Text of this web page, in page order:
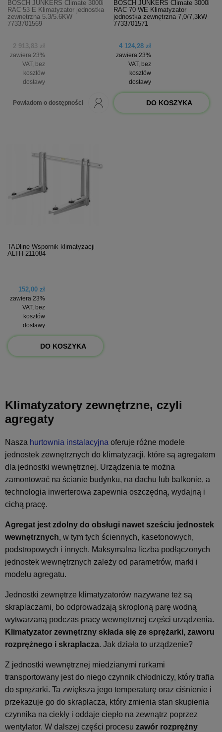
BOSCH JUNKERS Climate 3000i
RAC 53 E Klimatyzator jednostka
zewnętrzna 5.3/5.6KW
7733701569
2 913,83 zł
zawiera 23%
VAT, bez
kosztów
dostawy
Powiadom o dostępności
BOSCH JUNKERS Climate 3000i
RAC 70 WE Klimatyzator
jednostka zewnętrzna 7,0/7,3kW
7733701571
4 124,28 zł
zawiera 23%
VAT, bez
kosztów
dostawy
DO KOSZYKA
TADline Wspornik klimatyzacji
ALTH-211084
152,00 zł
zawiera 23%
VAT, bez
kosztów
dostawy
DO KOSZYKA
Klimatyzatory zewnętrzne, czyli
agregaty
Nasza hurtownia instalacyjna oferuje różne modele
jednostek zewnętrznych do klimatyzacji, które są agregatem
dla jednostki wewnętrznej. Urządzenia te można
zamontować na ścianie budynku, na dachu lub balkonie, a
technologia inwerterowa zapewnia oszczędną, wydajną i
cichą pracę.
Agregat jest zdolny do obsługi nawet sześciu jednostek
wewnętrznych, w tym tych ściennych, kasetonowych,
podstropowych i innych. Maksymalna liczba podłączonych
jednostek wewnętrznych zależy od parametrów, marki i
modelu agregatu.
Jednostki zewnętrze klimatyzatorów nazywane też są
skraplaczami, bo odprowadzają skroploną parę wodną
wytwarzaną podczas pracy wewnętrznej części urządzenia.
Klimatyzator zewnętrzny składa się ze sprężarki, zaworu
rozprężnego i skraplacza. Jak działa to urządzenie?
Z jednostki wewnętrznej miedzianymi rurkami
transportowany jest do niego czynnik chłodniczy, który trafia
do sprężarki. Ta zwiększa jego temperaturę oraz ciśnienie i
przekazuje go do skraplacza, który zmienia stan skupienia
czynnika na ciekły i oddaje ciepło na zewnątrz poprzez
wentylator. W dalszej części procesu zawór rozprężny